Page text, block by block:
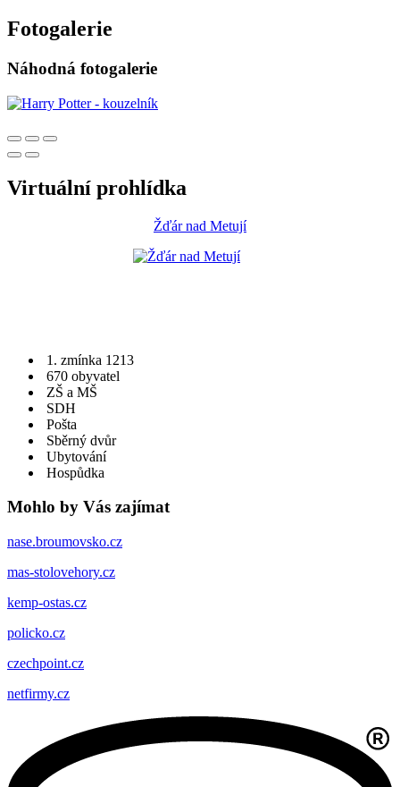
Fotogalerie
Náhodná fotogalerie
Virtuální prohlídka
Žďár nad Metují
1. zmínka 1213
670 obyvatel
ZŠ a MŠ
SDH
Pošta
Sběrný dvůr
Ubytování
Hospůdka
Mohlo by Vás zajímat
nase.broumovsko.cz
mas-stolovehory.cz
kemp-ostas.cz
policko.cz
czechpoint.cz
netfirmy.cz